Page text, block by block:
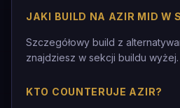
JAKI BUILD NA AZIR MID W
Szczegółowy build z
znajdziesz w sekcji buildu wyżej.
KTO COUNTERUJE AZIR?